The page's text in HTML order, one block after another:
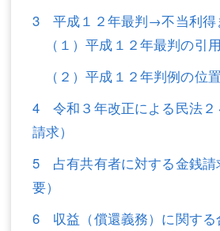
刑事弁護
交通事故
不動産登記
商業登記
調査・書面作成
債務整理
交通事故
不動産登記
商業登記
調査・書面作成
債務整理
マスコミ取材・実績
3 平成１２年最判→不当利得
（１）平成１２年最判の引用
（２）平成１２年判例の位
4 令和３年改正による民法２
請求）
5 占有共有者に対する金銭請
要）
6 収益（償還義務）に関する